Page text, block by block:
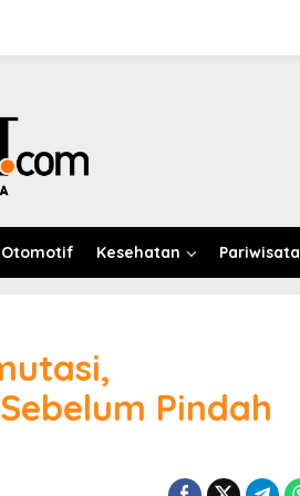
Otomotif Kesehatan Pariwisata
Pindah